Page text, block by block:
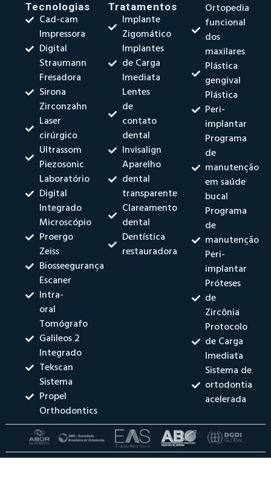
Tecnologias
Cad-cam
Impressora
Digital
Straumann
Fresadora
Sirona
Zirconzahn
Laser
cirúrgico
Ultrassom
Piezosonic
Laboratório
Digital
Integrado
Microscópio
Proergo
Zeiss
Biosseegurança
Escaner
Intra-
oral
Tomógrafo
Galileos 2
Integrado
Tekscan
Sistema
Propel
Orthodontics
Tratamentos
Implante
Zigomático
Implantes
de Carga
Imediata
Lentes
de
contato
dental
Invisalign
Aparelho
dental
transparente
Clareamento
dental
Dentística
restauradora
Ortopedia
funcional
dos
maxilares
Plástica
gengival
Plástica
Peri-
implantar
Programa
de
manutenção
em saúde
bucal
Programa
de
manutenção
Peri-
implantar
Próteses
de
Zircônia
Protocolo
de Carga
Imediata
Sistema de
ortodontia
acelerada